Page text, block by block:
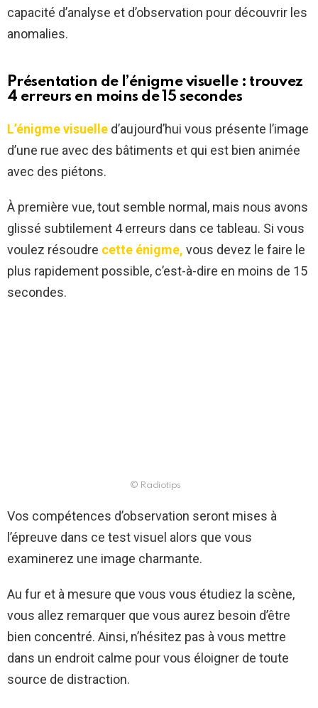
capacité d’analyse et d’observation pour découvrir les
anomalies.
Présentation de l’énigme visuelle : trouvez
4 erreurs en moins de 15 secondes
L’énigme visuelle d’aujourd’hui vous présente l’image
d’une rue avec des bâtiments et qui est bien animée
avec des piétons.
À première vue, tout semble normal, mais nous avons
glissé subtilement 4 erreurs dans ce tableau. Si vous
voulez résoudre cette énigme, vous devez le faire le
plus rapidement possible, c’est-à-dire en moins de 15
secondes.
© Radiotips
Vos compétences d’observation seront mises à
l’épreuve dans ce test visuel alors que vous
examinerez une image charmante.
Au fur et à mesure que vous vous étudiez la scène,
vous allez remarquer que vous aurez besoin d’être
bien concentré. Ainsi, n’hésitez pas à vous mettre
dans un endroit calme pour vous éloigner de toute
source de distraction.